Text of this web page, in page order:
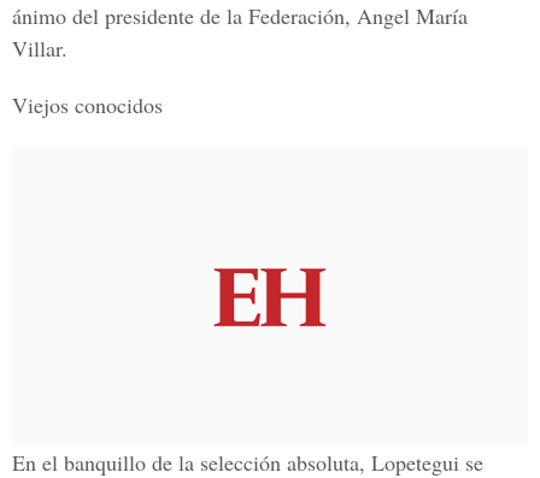
ánimo del presidente de la Federación, Angel María
Villar.
Viejos conocidos
En el banquillo de la selección absoluta, Lopetegui se